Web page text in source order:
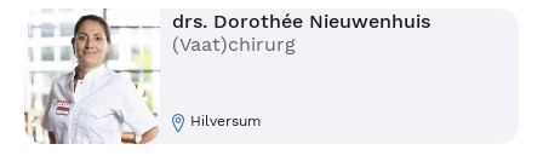
drs. Dorothée Nieuwenhuis
(Vaat)chirurg
Hilversum